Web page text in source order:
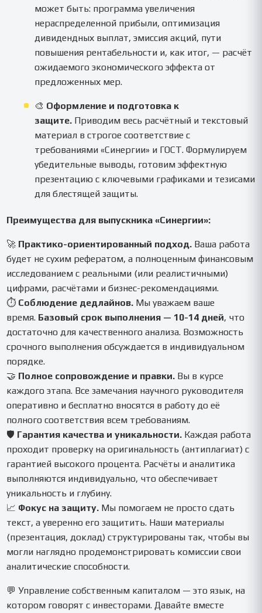
может быть: программа увеличения
нераспределенной прибыли, оптимизация
дивидендных выплат, эмиссия акций, пути
повышения рентабельности и, как итог, — расчёт
ожидаемого экономического эффекта от
предложенных мер.
🎨 Оформление и подготовка к
защите. Приводим весь расчётный и текстовый
материал в строгое соответствие с
требованиями «Синергии» и ГОСТ. Формулируем
убедительные выводы, готовим эффектную
презентацию с ключевыми графиками и тезисами
для блестящей защиты.
Преимущества для выпускника «Синергии»:
🚀 Практико-ориентированный подход. Ваша работа
будет не сухим рефератом, а полноценным финансовым
исследованием с реальными (или реалистичными)
цифрами, расчётами и бизнес-рекомендациями.
⏱️ Соблюдение дедлайнов. Мы уважаем ваше
время. Базовый срок выполнения — 10-14 дней, что
достаточно для качественного анализа. Возможность
срочного выполнения обсуждается в индивидуальном
порядке.
🤝 Полное сопровождение и правки. Вы в курсе
каждого этапа. Все замечания научного руководителя
оперативно и бесплатно вносятся в работу до её
полного соответствия всем требованиям.
🛡️ Гарантия качества и уникальности. Каждая работа
проходит проверку на оригинальность (антиплагиат) с
гарантией высокого процента. Расчёты и аналитика
выполняются индивидуально, что обеспечивает
уникальность и глубину.
📈 Фокус на защиту. Мы помогаем не просто сдать
текст, а уверенно его защитить. Наши материалы
(презентация, доклад) структурированы так, чтобы вы
могли наглядно продемонстрировать комиссии свои
аналитические способности.
💬 Управление собственным капиталом — это язык, на
котором говорят с инвесторами. Давайте вместе